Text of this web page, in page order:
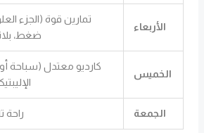
الأربعاء
تمارين قوة (الجزء
ضغط،
الخميس
كارديو معتدل (سباحة أو
الجمعة راحة